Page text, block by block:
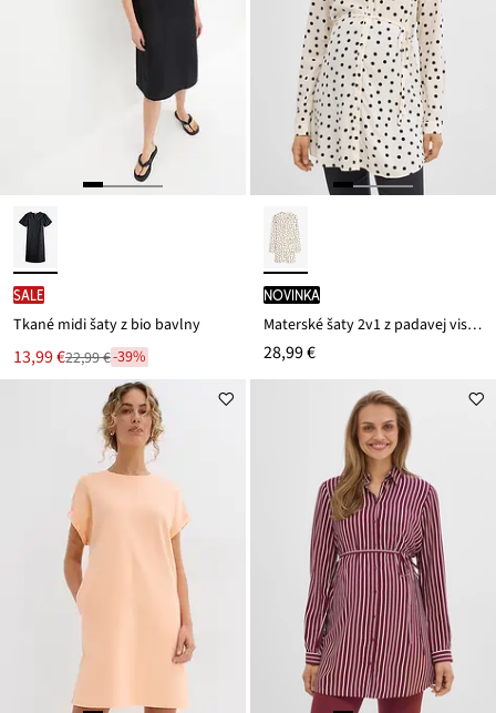
SALE
Tkané midi šaty z bio bavlny
Nová
cena
13,99 €
Zľava 22,99 €-39%
novinka
Materské šaty 2v1 z padavej viskózy
28,99 €